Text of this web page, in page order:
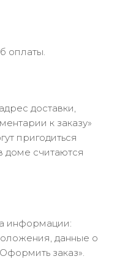
оплаты.
доставки,
к заказу»
пригодиться
доме считаются
информации:
данные о
заказ».